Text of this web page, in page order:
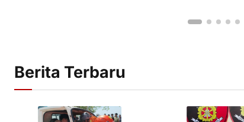
Berita Terbaru